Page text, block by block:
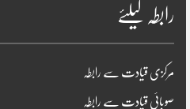
رابطہ کیلئے
مرکزی قیادت سے رابطہ
صوبائی قیادت سے رابطہ